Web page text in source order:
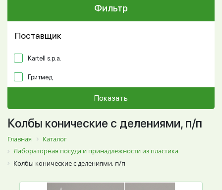
Фильтр
Поставщик
Kartell s.p.a.
Гритмед
Показать
Колбы конические с делениями, п/п
Главная
Каталог
Лабораторная посуда и принадлежности из пластика
Колбы конические с делениями, п/п